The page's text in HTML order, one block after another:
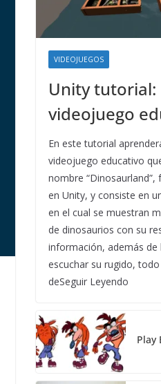
VIDEOJUEGOS
Unity tutorial:
videojuego
En este tutorial
videojuego educativo
nombre “Dinosaurland”,
en Unity, y consiste en
en el cual se muestran
de dinosaurios con su
información, además de
escuchar su rugido,
deSeguir Leyendo
Play